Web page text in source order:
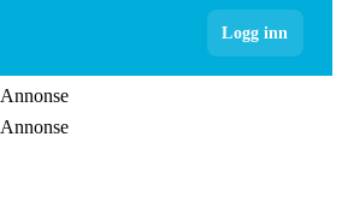
Logg inn
Annonse
Annonse